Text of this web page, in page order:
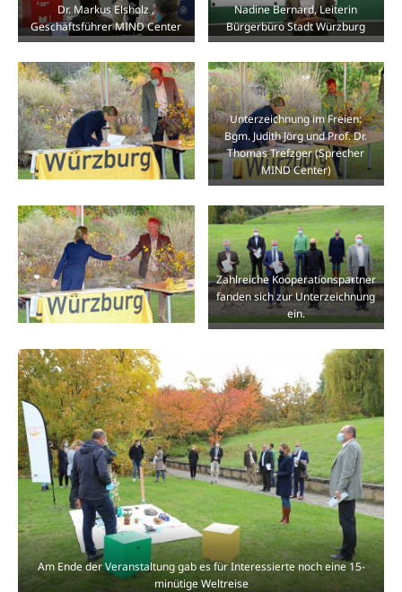
Dr. Markus Elsholz ,
Geschäftsführer MIND Center
Nadine Bernard, Leiterin
Bürgerbüro Stadt Würzburg
Unterzeichnung im Freien:
Bgm. Judith Jörg und Prof. Dr.
Thomas Trefzger (Sprecher
MIND Center)
Zahlreiche Kooperationspartner
fanden sich zur Unterzeichnung
ein.
Am Ende der Veranstaltung gab es für Interessierte noch eine 15-
minütige Weltreise